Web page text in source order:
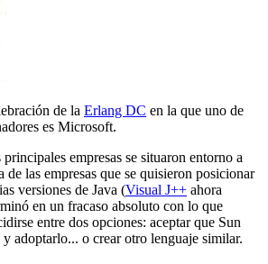
de la Erlang DC en la que uno de
es Microsoft.
empresas se situaron entorno a
las empresas que se quisieron posicionar
versiones de Java (Visual J++ ahora
en un fracaso absoluto con lo que
entre dos opciones: aceptar que Sun
adoptarlo... o crear otro lenguaje similar.